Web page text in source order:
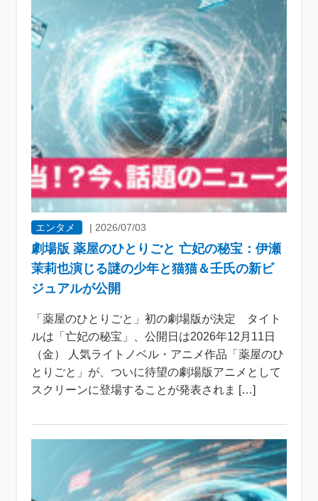
エンタメ | 2026/07/03
劇場版 薬屋のひとりごと 亡妃の秘宝：伊瀬
茉莉也演じる謎の少年と猫猫＆壬氏の新ビ
ジュアルが公開
「薬屋のひとりごと」初の劇場版が決定 タイト
ルは「亡妃の秘宝」、公開日は2026年12月11日
（金） 人気ライトノベル・アニメ作品「薬屋のひ
とりごと」が、ついに待望の劇場版アニメとして
スクリーンに登場することが発表されま […]